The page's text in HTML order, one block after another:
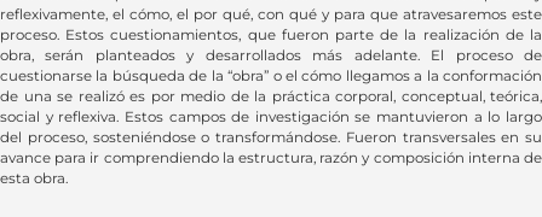
reflexivamente, el cómo, el por qué, con qué y para que atravesaremos este
proceso. Estos cuestionamientos, que fueron parte de la realización de la
obra, serán planteados y desarrollados más adelante. El proceso de
cuestionarse la búsqueda de la “obra” o el cómo llegamos a la conformación
de una se realizó es por medio de la práctica corporal, conceptual, teórica,
social y reflexiva. Estos campos de investigación se mantuvieron a lo largo
del proceso, sosteniéndose o transformándose. Fueron transversales en su
avance para ir comprendiendo la estructura, razón y composición interna de
esta obra.